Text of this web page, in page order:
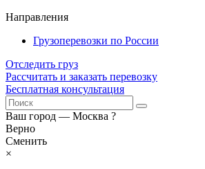
Направления
Грузоперевозки по России
Отследить груз
Рассчитать и заказать перевозку
Бесплатная консультация
Ваш город — Москва ?
Верно
Сменить
×